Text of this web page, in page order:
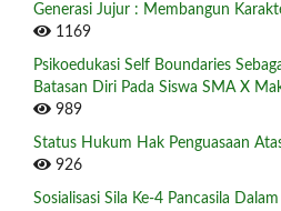
Generasi Jujur : Membangun
1169
Psikoedukasi Self Boundaries
Batasan Diri Pada Siswa SMA X
989
Status Hukum Hak Penguasaan
926
Sosialisasi Sila Ke-4 Pancasila